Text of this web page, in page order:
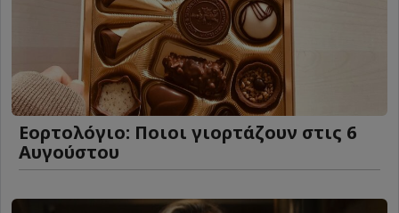
Εορτολόγιο: Ποιοι γιορτάζουν στις 6
Αυγούστου